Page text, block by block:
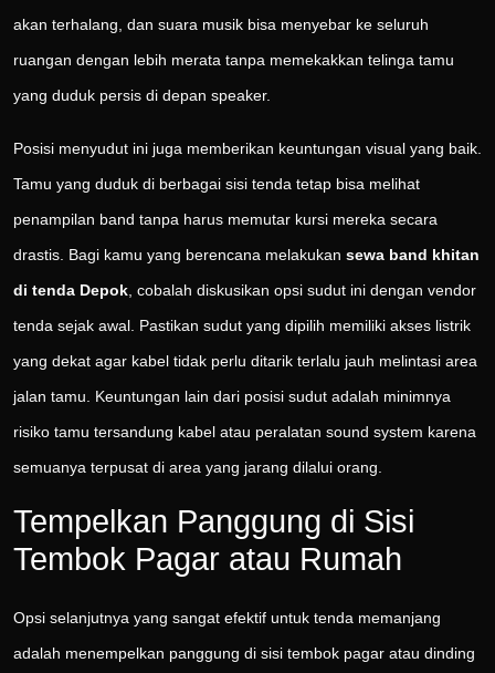
akan terhalang, dan suara musik bisa menyebar ke seluruh
ruangan dengan lebih merata tanpa memekakkan telinga tamu
yang duduk persis di depan speaker.
Posisi menyudut ini juga memberikan keuntungan visual yang baik.
Tamu yang duduk di berbagai sisi tenda tetap bisa melihat
penampilan band tanpa harus memutar kursi mereka secara
drastis. Bagi kamu yang berencana melakukan sewa band khitan
di tenda Depok , cobalah diskusikan opsi sudut ini dengan vendor
tenda sejak awal. Pastikan sudut yang dipilih memiliki akses listrik
yang dekat agar kabel tidak perlu ditarik terlalu jauh melintasi area
jalan tamu. Keuntungan lain dari posisi sudut adalah minimnya
risiko tamu tersandung kabel atau peralatan sound system karena
semuanya terpusat di area yang jarang dilalui orang.
Tempelkan Panggung di Sisi
Tembok Pagar atau Rumah
Opsi selanjutnya yang sangat efektif untuk tenda memanjang
adalah menempelkan panggung di sisi tembok pagar atau dinding